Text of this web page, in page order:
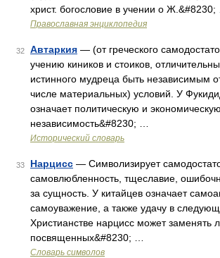
христ. богословие в учении о Ж.&#8230;
Православная энциклопедия
32 Автаркия — (от греческого
учению киников и стоиков,
истинного мудреца быть независимым
числе материальных) условий. У
означает политическую и экономическую
независимость&#8230; …
Исторический словарь
33 Нарцисс — Символизирует
самовлюбленность, тщеславие,
за сущность. У китайцев означает
самоуважение, а также удачу в
Христианстве нарцисс может заменять
посвященных&#8230; …
Словарь символов